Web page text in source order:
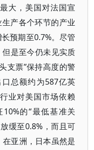
大，美国对法国宣
产各个环节的产业
预期至0.7%。尽管
但是至今仍未见实质
支票”保持高度的警
总额约为587亿英
业对美国市场依赖
的“最低基准关
缓至0.8%，而且可
亚洲，日本虽然是